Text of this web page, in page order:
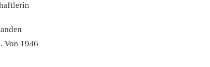
Von 1946